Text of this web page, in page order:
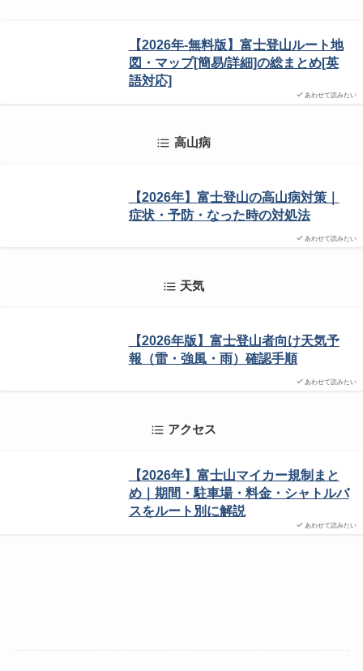
あわせて読みたい
【2026年-無料版】富士登山ルート地
図・マップ[簡易/詳細]の総まとめ[英
語対応]
高山病
あわせて読みたい
【2026年】富士登山の高山病対策｜
症状・予防・なった時の対処法
天気
あわせて読みたい
【2026年版】富士登山者向け天気予
報（雷・強風・雨）確認手順
アクセス
あわせて読みたい
【2026年】富士山マイカー規制まと
め｜期間・駐車場・料金・シャトルバ
スをルート別に解説